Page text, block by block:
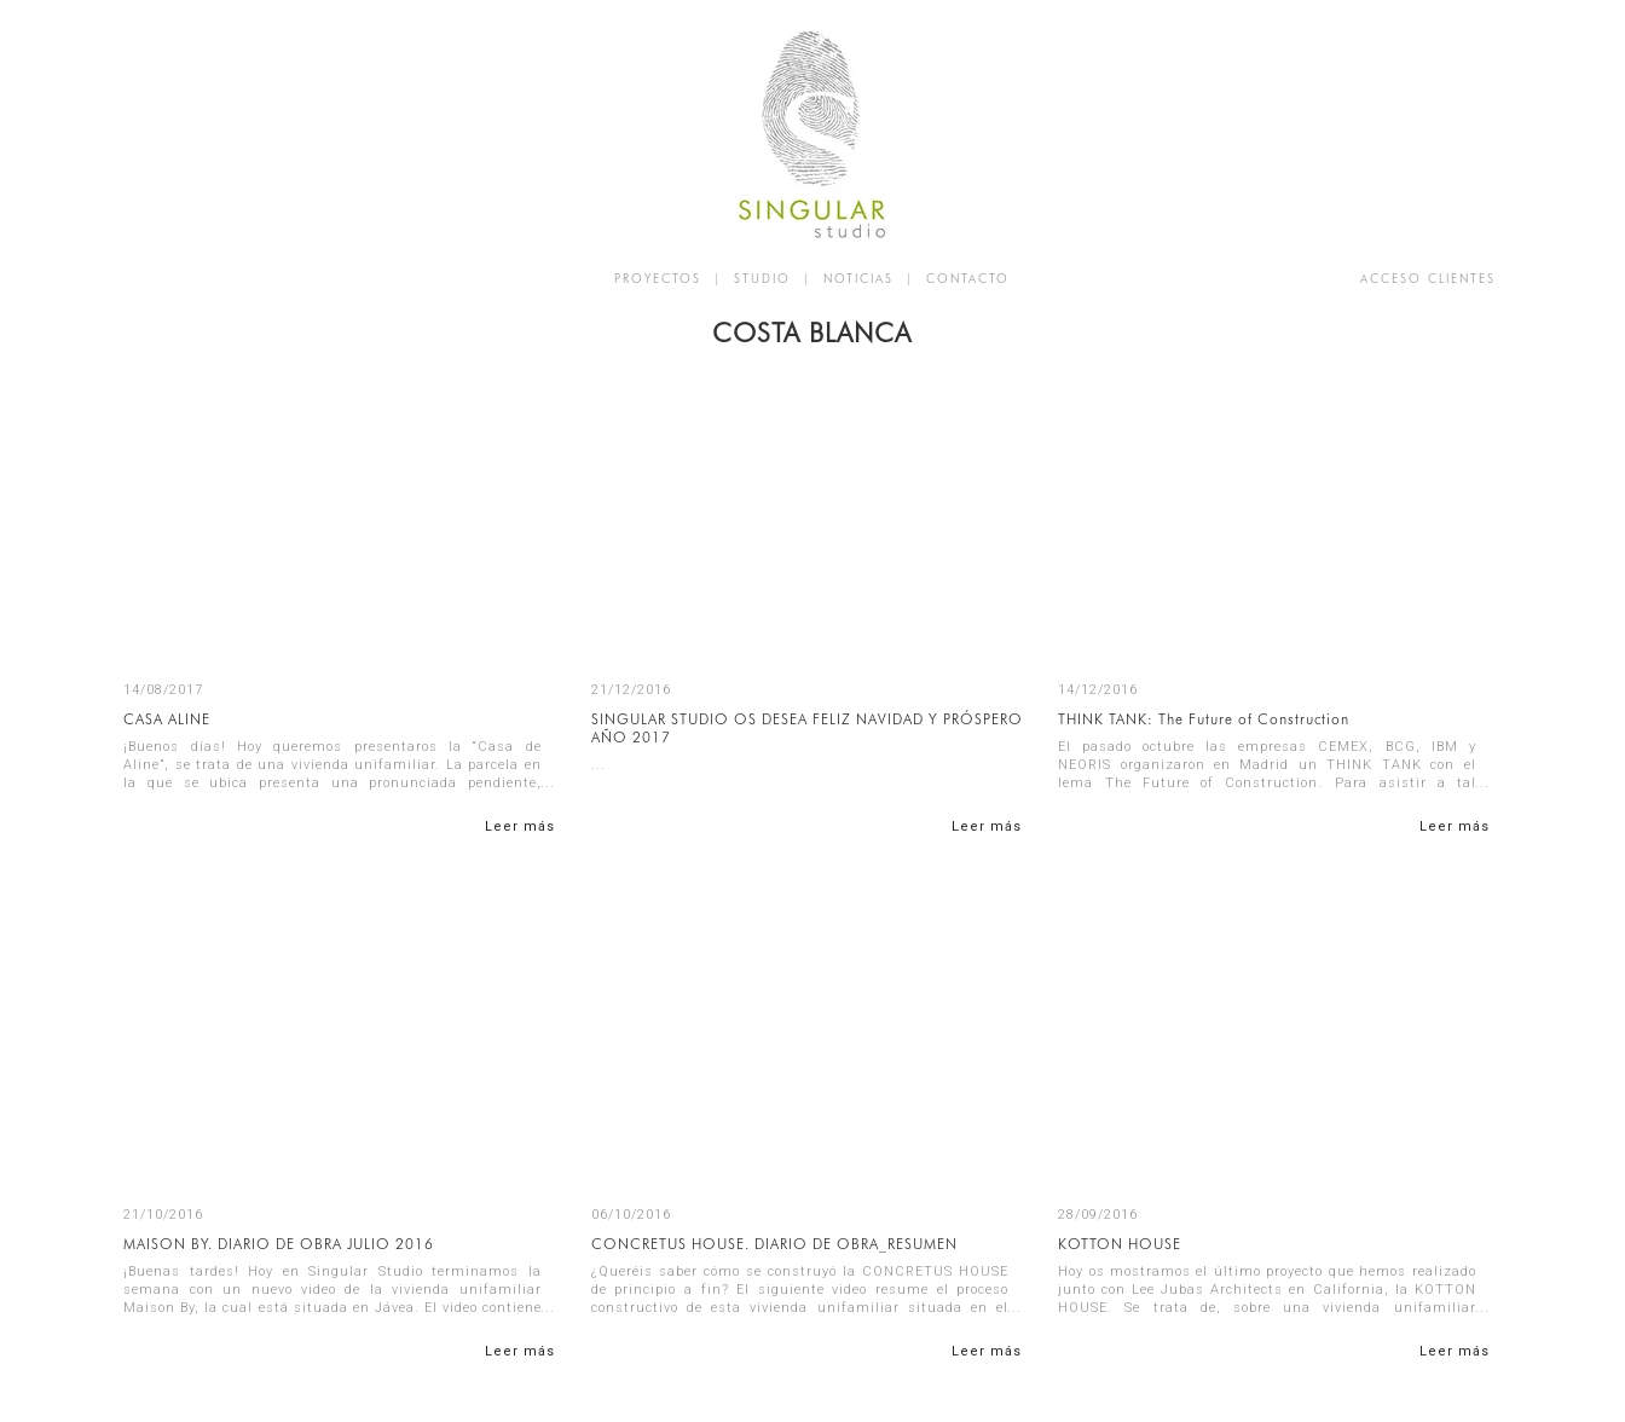
PROYECTOS | STUDIO | NOTICIAS | CONTACTO ACCESO CLIENTES
COSTA BLANCA
14/08/2017
CASA ALINE
¡Buenos días! Hoy queremos presentaros la “Casa de
Aline”, se trata de una vivienda unifamiliar. La parcela en
la que se ubica presenta una pronunciada pendiente,
Leer más
21/12/2016
SINGULAR STUDIO OS DESEA FELIZ NAVIDAD Y PRÓSPERO
AÑO 2017
...
Leer más
14/12/2016
THINK TANK: The Future of Construction
El pasado octubre las empresas CEMEX, BCG, IBM y
NEORIS organizaron en Madrid un THINK TANK con el
lema The Future of Construction. Para asistir a tal
Leer más
21/10/2016
MAISON BY. DIARIO DE OBRA JULIO 2016
¡Buenas tardes! Hoy en Singular Studio terminamos la
semana con un nuevo video de la vivienda unifamiliar
Maison By, la cual está situada en Jávea. El video contiene
Leer más
06/10/2016
CONCRETUS HOUSE. DIARIO DE OBRA_RESUMEN
¿Queréis saber cómo se construyó la CONCRETUS HOUSE
de principio a fin? El siguiente video resume el proceso
constructivo de esta vivienda unifamiliar situada en el
Leer más
28/09/2016
KOTTON HOUSE
Hoy os mostramos el último proyecto que hemos realizado
junto con Lee Jubas Architects en California, la KOTTON
HOUSE. Se trata de, sobre una vivienda unifamiliar
Leer más